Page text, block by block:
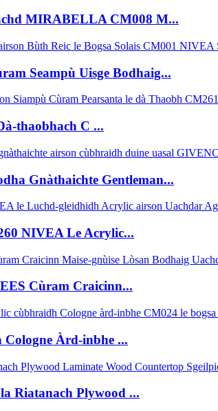
MIRABELLA CM008 M...
Seampù Uisge Bodhaig...
thaobhach C ...
Gnàthaichte Gentleman...
NIVEA Le Acrylic...
Cùram Craicinn...
Àrd-inbhe ...
Riatanach Plywood ...